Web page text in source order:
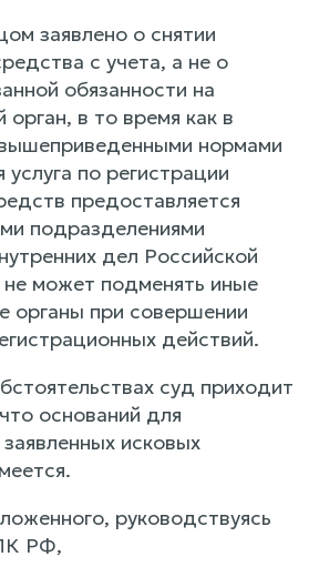
заявлено о снятии
с учета, а не о
обязанности на
в то время как в
нормами
услуга по регистрации
предоставляется
подразделениями
дел Российской
может подменять иные
органы при совершении
действий.
суд приходит
оснований для
исковых
руководствуясь
РФ,